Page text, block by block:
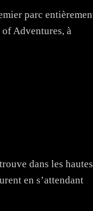
parc
Adventures, à
dans les hautes
en s’attendant